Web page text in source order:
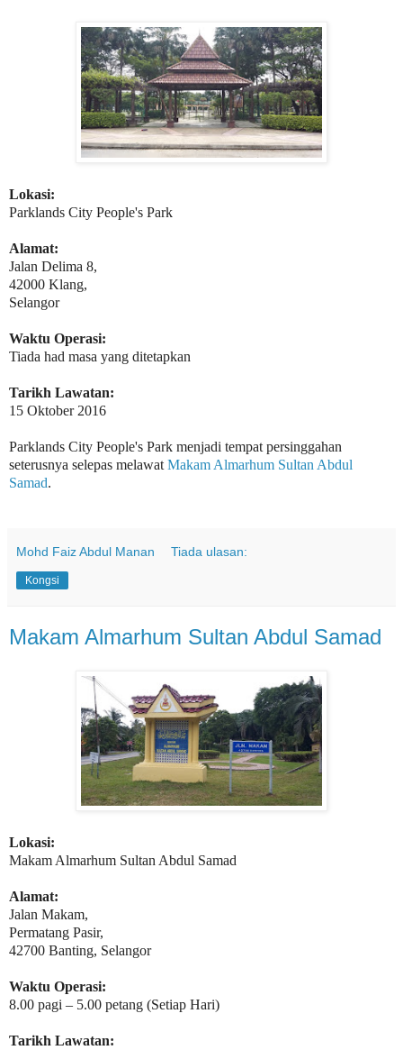
Lokasi:
Parklands City People's Park
Alamat:
Jalan Delima 8,
42000 Klang,
Selangor
Waktu Operasi:
Tiada had masa yang ditetapkan
Tarikh Lawatan:
15 Oktober 2016
Parklands City People's Park menjadi tempat persinggahan
seterusnya selepas melawat Makam Almarhum Sultan Abdul
Samad.
Mohd Faiz Abdul Manan Tiada ulasan:
Kongsi
Makam Almarhum Sultan Abdul Samad
Lokasi:
Makam Almarhum Sultan Abdul Samad
Alamat:
Jalan Makam,
Permatang Pasir,
42700 Banting, Selangor
Waktu Operasi:
8.00 pagi – 5.00 petang (Setiap Hari)
Tarikh Lawatan: